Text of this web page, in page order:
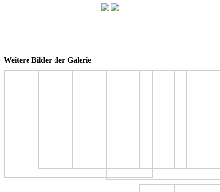
Weitere Bilder der Galerie